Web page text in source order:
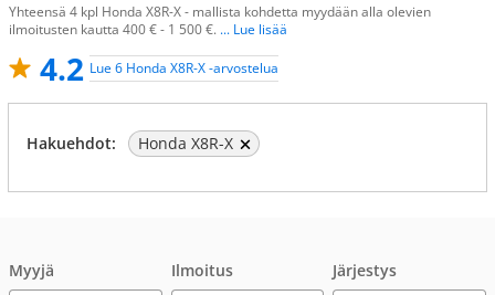
Yhteensä 4 kpl Honda X8R-X - mallista kohdetta myydään alla olevien
ilmoitusten kautta 400 € - 1 500 €. ... Lue lisää
4.2 Lue 6 Honda X8R-X -arvostelua
Hakuehdot: Honda X8R-X
Myyjä
Ilmoitus Järjestys